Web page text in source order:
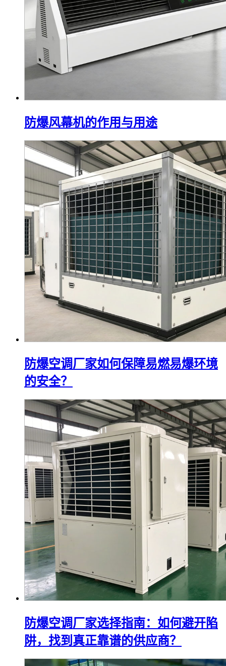
防爆风幕机的作用与用途
防爆空调厂家如何保障易燃易爆环境
的安全？
防爆空调厂家选择指南：如何避开陷
阱，找到真正靠谱的供应商？